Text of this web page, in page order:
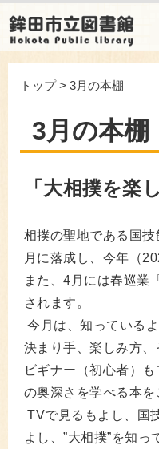
トップ> 3月の本棚
3月の本棚
「大相撲を楽
相撲の聖地である国
月に落成し、今年（
また、4月には春巡業
されます。
今月は、知っている
決まり手、楽しみ方、
ビギナー（初心者）
の奥深さを学べる本を
TVで見るもよし、国
よし、”大相撲”を知っ